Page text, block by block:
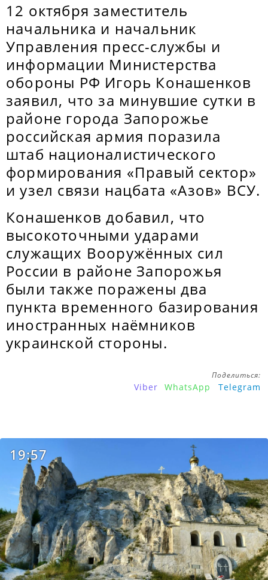
12 октября заместитель
начальника и начальник
Управления пресс-службы и
информации Министерства
обороны РФ Игорь Конашенков
заявил, что за минувшие сутки в
районе города Запорожье
российская армия поразила
штаб националистического
формирования «Правый сектор»
и узел связи нацбата «Азов» ВСУ.
Конашенков добавил, что
высокоточными ударами
служащих Вооружённых сил
России в районе Запорожья
были также поражены два
пункта временного базирования
иностранных наёмников
украинской стороны.
Поделиться:
Viber WhatsApp Telegram
19:57